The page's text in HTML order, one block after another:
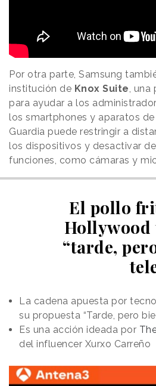
Por otra parte, Samsung
institución de Knox Suite, una
para ayudar a los
los smartphones y aparatos
Guardia puede restringir a
los dispositivos y desactivar
funciones, como cámaras y
El pollo
Hollywood
“tarde,
La cadena apuesta por
su propuesta “Tarde, pero
Es una acción ideada por
del influencer Xurxo Carreño